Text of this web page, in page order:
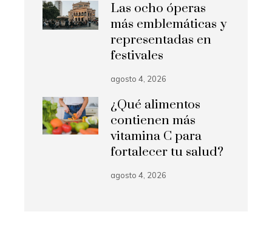
Las ocho óperas
más emblemáticas y
representadas en
festivales
agosto 4, 2026
¿Qué alimentos
contienen más
vitamina C para
fortalecer tu salud?
agosto 4, 2026